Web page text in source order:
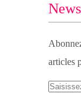
articles